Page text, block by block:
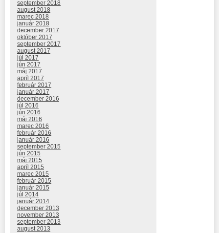
september 2018
august 2018
marec 2018
január 2018
december 2017
október 2017
september 2017
august 2017
júl 2017
jún 2017
máj 2017
apríl 2017
február 2017
január 2017
december 2016
júl 2016
jún 2016
máj 2016
marec 2016
február 2016
január 2016
september 2015
jún 2015
máj 2015
apríl 2015
marec 2015
február 2015
január 2015
júl 2014
január 2014
december 2013
november 2013
september 2013
august 2013